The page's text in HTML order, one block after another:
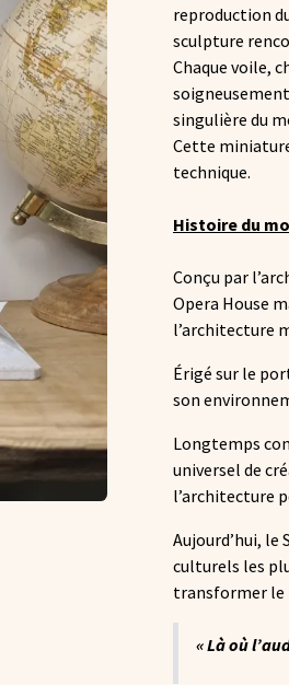
reproduction
sculpture
Chaque voile,
singulière du
Cette
technique.
Histoire du
Conçu par
Opera House
l’architecture
Érigé sur le
son
Longtemps
universel de
l’architecture
Aujourd’hui, le
culturels les
transformer le
« Là où